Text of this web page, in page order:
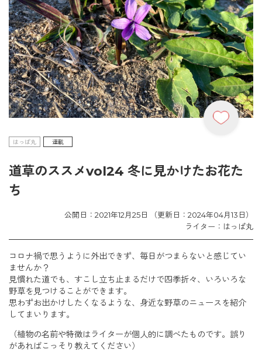
はっぱ丸 連載
道草のススメvol24 冬に見かけたお花た
ち
公開日：2021年12月25日 （更新日：2024年04月13日）
ライター：はっぱ丸
コロナ禍で思うように外出できず、毎日がつまらないと感じてい
ませんか？
見慣れた道でも、すこし立ち止まるだけで四季折々、いろいろな
野草を見つけることができます。
思わずお出かけしたくなるような、身近な野草のニュースを紹介
してまいります。
（植物の名前や特徴はライターが個人的に調べたものです。誤り
があればこっそり教えてください）